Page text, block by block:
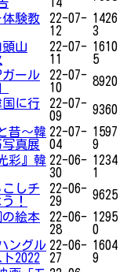
体験教
22-07-
12
1426
3
山
22-07-
11
1610
5
ガール
22-07-
10
8920
に行
22-07-
09
9360
昔～韓
真展
22-07-
04
1597
9
彩』韓 22-06-
30
1234
1
しチ
！
22-06-
29
9625
絵本
22-06-
28
1295
0
ングル
2022
22-06-
27
1604
9